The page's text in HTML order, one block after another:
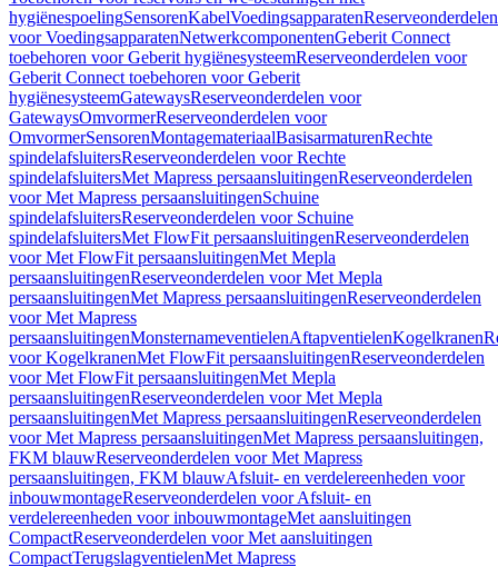
hygiënespoelingSensorenKabelVoedingsapparatenReserveonderdelen
voor VoedingsapparatenNetwerkcomponentenGeberit Connect
toebehoren voor Geberit hygiënesysteemReserveonderdelen voor
Geberit Connect toebehoren voor Geberit
hygiënesysteemGatewaysReserveonderdelen voor
GatewaysOmvormerReserveonderdelen voor
OmvormerSensorenMontagemateriaalBasisarmaturenRechte
spindelafsluitersReserveonderdelen voor Rechte
spindelafsluitersMet Mapress persaansluitingenReserveonderdelen
voor Met Mapress persaansluitingenSchuine
spindelafsluitersReserveonderdelen voor Schuine
spindelafsluitersMet FlowFit persaansluitingenReserveonderdelen
voor Met FlowFit persaansluitingenMet Mepla
persaansluitingenReserveonderdelen voor Met Mepla
persaansluitingenMet Mapress persaansluitingenReserveonderdelen
voor Met Mapress
persaansluitingenMonsternameventielenAftapventielenKogelkranen
voor KogelkranenMet FlowFit persaansluitingenReserveonderdelen
voor Met FlowFit persaansluitingenMet Mepla
persaansluitingenReserveonderdelen voor Met Mepla
persaansluitingenMet Mapress persaansluitingenReserveonderdelen
voor Met Mapress persaansluitingenMet Mapress persaansluitingen,
FKM blauwReserveonderdelen voor Met Mapress
persaansluitingen, FKM blauwAfsluit- en verdelereenheden voor
inbouwmontageReserveonderdelen voor Afsluit- en
verdelereenheden voor inbouwmontageMet aansluitingen
CompactReserveonderdelen voor Met aansluitingen
CompactTerugslagventielenMet Mapress